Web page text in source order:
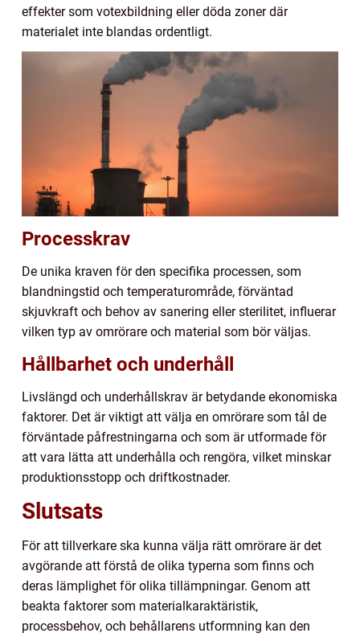
effekter som votexbildning eller döda zoner där
materialet inte blandas ordentligt.
Processkrav
De unika kraven för den specifika processen, som
blandningstid och temperaturområde, förväntad
skjuvkraft och behov av sanering eller sterilitet, influerar
vilken typ av omrörare och material som bör väljas.
Hållbarhet och underhåll
Livslängd och underhållskrav är betydande ekonomiska
faktorer. Det är viktigt att välja en omrörare som tål de
förväntade påfrestningarna och som är utformade för
att vara lätta att underhålla och rengöra, vilket minskar
produktionsstopp och driftkostnader.
Slutsats
För att tillverkare ska kunna välja rätt omrörare är det
avgörande att förstå de olika typerna som finns och
deras lämplighet för olika tillämpningar. Genom att
beakta faktorer som materialkaraktäristik,
processbehov, och behållarens utformning kan den